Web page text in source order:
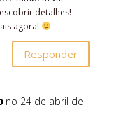
detalhes!
agora!
Responder
no 24 de abril de